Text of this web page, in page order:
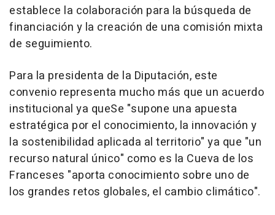
establece la colaboración para la búsqueda de
financiación y la creación de una comisión mixta
de seguimiento.
Para la presidenta de la Diputación, este
convenio representa mucho más que un acuerdo
institucional ya queSe "supone una apuesta
estratégica por el conocimiento, la innovación y
la sostenibilidad aplicada al territorio" ya que "un
recurso natural único" como es la Cueva de los
Franceses "aporta conocimiento sobre uno de
los grandes retos globales, el cambio climático".